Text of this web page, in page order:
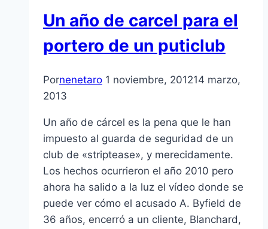
Un año de carcel para el
portero de un puticlub
Pornenetaro 1 noviembre, 201214 marzo,
2013
Un año de cárcel es la pena que le han
impuesto al guarda de seguridad de un
club de «striptease», y merecidamente.
Los hechos ocurrieron el año 2010 pero
ahora ha salido a la luz el ví­deo donde se
puede ver cómo el acusado A. Byfield de
36 años, encerró a un cliente, Blanchard,